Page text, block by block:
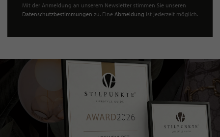
Mit der Anmeldung an unserem Newsletter stimmen Sie unseren
Datenschutzbestimmungen zu. Eine Abmeldung ist jederzeit möglich.